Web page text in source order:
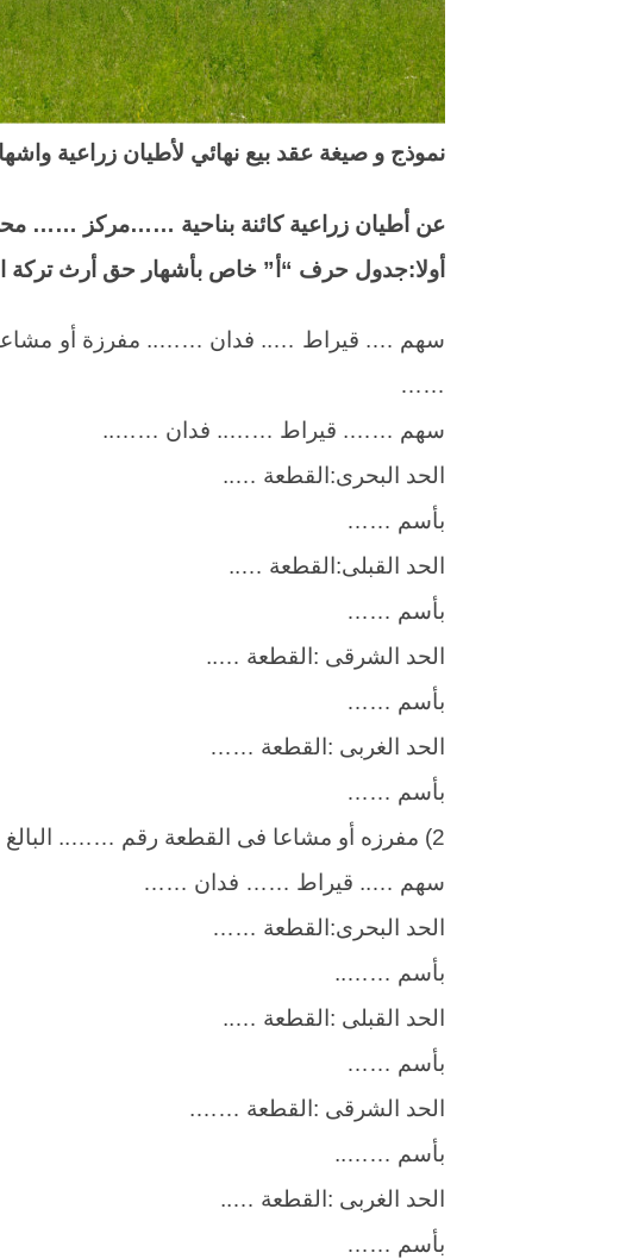
نموذج و صيغة عقد بيع نهائي لأطيان زراعية
عن أطيان زراعية كائنة بناحية ……مركز ……
أولا:جدول حرف “أ” خاص بأشهار حق أرث
سهم …. قيراط ….. فدان …….. مفرزة أو مشاعا
……
سهم ……. قيراط …….. فدان ……..
الحد البحرى:القطعة …..
بأسم ……
الحد القبلى:القطعة …..
بأسم ……
الحد الشرقى :القطعة …..
بأسم ……
الحد الغربى :القطعة ……
بأسم ……
2) مفرزه أو مشاعا فى القطعة رقم …….. البالغ مساحتها ……
سهم ….. قيراط …… فدان ……
الحد البحرى:القطعة ……
بأسم ……..
الحد القبلى :القطعة …..
بأسم ……
الحد الشرقى :القطعة …….
بأسم ……..
الحد الغربى :القطعة …..
بأسم ……